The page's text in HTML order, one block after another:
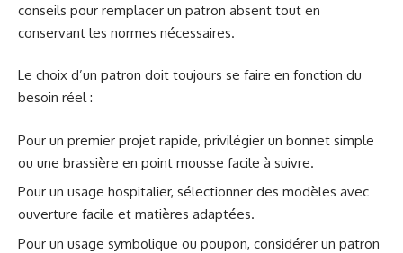
conseils pour remplacer un patron absent tout en
conservant les normes nécessaires.
Le choix d’un patron doit toujours se faire en fonction du
besoin réel :
Pour un premier projet rapide, privilégier un bonnet simple
ou une brassière en point mousse facile à suivre.
Pour un usage hospitalier, sélectionner des modèles avec
ouverture facile et matières adaptées.
Pour un usage symbolique ou poupon, considérer un patron